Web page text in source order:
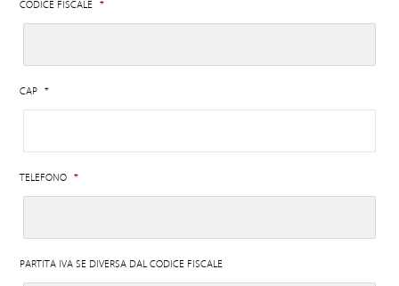
CODICE FISCALE *
CAP *
TELEFONO *
PARTITA IVA SE DIVERSA DAL CODICE FISCALE